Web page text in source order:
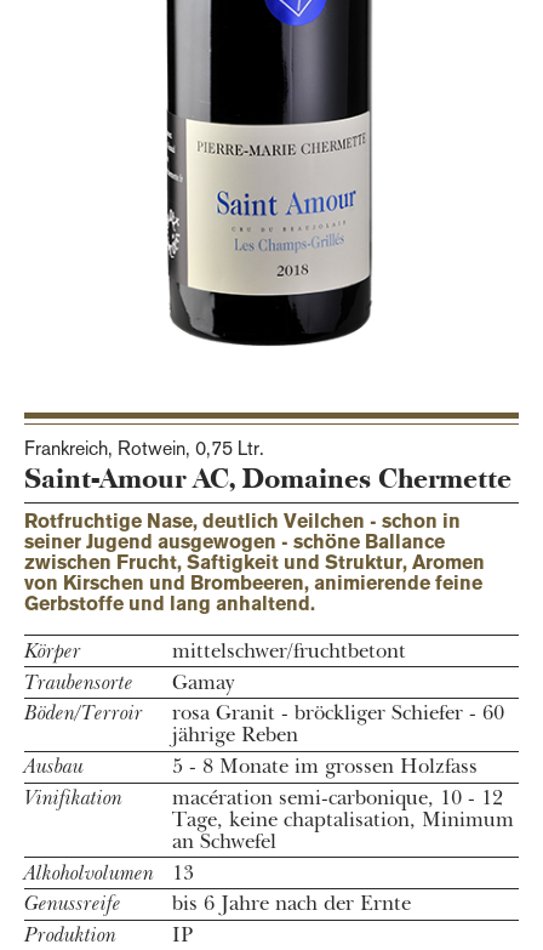
Frankreich, Rotwein, 0,75 Ltr.
Saint-Amour AC, Domaines Chermette
Rotfruchtige Nase, deutlich Veilchen - schon in
seiner Jugend ausgewogen - schöne Ballance
zwischen Frucht, Saftigkeit und Struktur, Aromen
von Kirschen und Brombeeren, animierende feine
Gerbstoffe und lang anhaltend.
Körper
mittelschwer/fruchtbetont
Traubensorte
Gamay
Böden/Terroir
rosa Granit - bröckliger Schiefer - 60
jährige Reben
Ausbau
5 - 8 Monate im grossen Holzfass
Vinifikation
macération semi-carbonique, 10 - 12
Tage, keine chaptalisation, Minimum
an Schwefel
Alkoholvolumen
13
Genussreife
bis 6 Jahre nach der Ernte
Produktion
IP